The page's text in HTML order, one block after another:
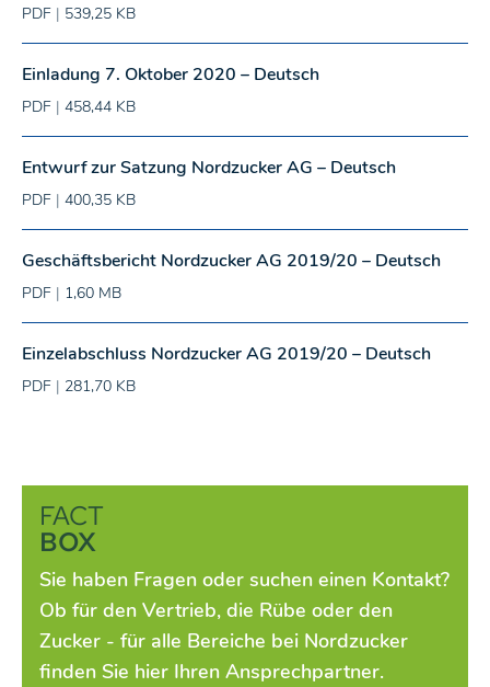
PDF | 539,25 KB
Einladung 7. Oktober 2020 – Deutsch
PDF | 458,44 KB
Entwurf zur Satzung Nordzucker AG – Deutsch
PDF | 400,35 KB
Geschäftsbericht Nordzucker AG 2019/20 – Deutsch
PDF | 1,60 MB
Einzelabschluss Nordzucker AG 2019/20 – Deutsch
PDF | 281,70 KB
FACT
BOX
Sie haben Fragen oder suchen einen Kontakt?
Ob für den Vertrieb, die Rübe oder den
Zucker - für alle Bereiche bei Nordzucker
finden Sie hier Ihren Ansprechpartner.